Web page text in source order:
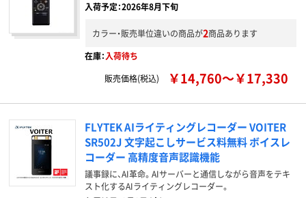
入荷予定：2026年8月下旬
カラー・販売単位違いの商品が2商品あります
在庫：入荷待ち
販売価格(税込)
￥14,760～￥17,330
FLYTEK AIライティングレコーダー VOITER
SR502J 文字起こしサービス料無料 ボイスレ
コーダー 高精度音声認識機能
議事録に、AI革命。AIサーバーと通信しながら音声をテキ
スト化するAIライティングレコーダー。